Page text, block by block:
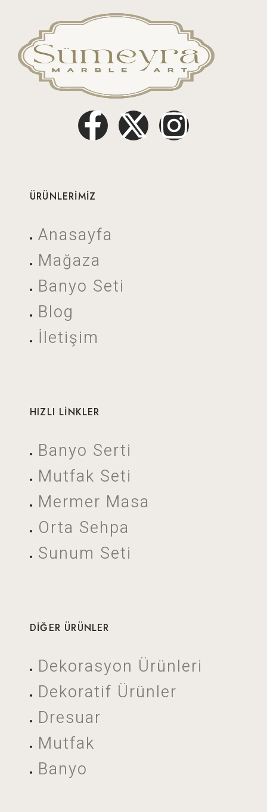
ÜRÜNLERİMİZ
Anasayfa
Mağaza
Banyo Seti
Blog
İletişim
HIZLI LİNKLER
Banyo Serti
Mutfak Seti
Mermer Masa
Orta Sehpa
Sunum Seti
DIĞER ÜRÜNLER
Dekorasyon Ürünleri
Dekoratif Ürünler
Dresuar
Mutfak
Banyo